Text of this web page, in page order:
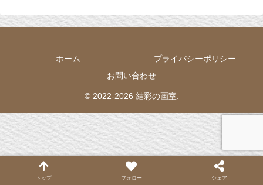
ホーム
プライバシーポリシー
お問い合わせ
© 2022-2026 結彩の画室.
トップ フォロー シェア